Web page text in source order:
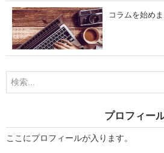
コラムを始め
プロフィー
ここにプロフィールが入ります。